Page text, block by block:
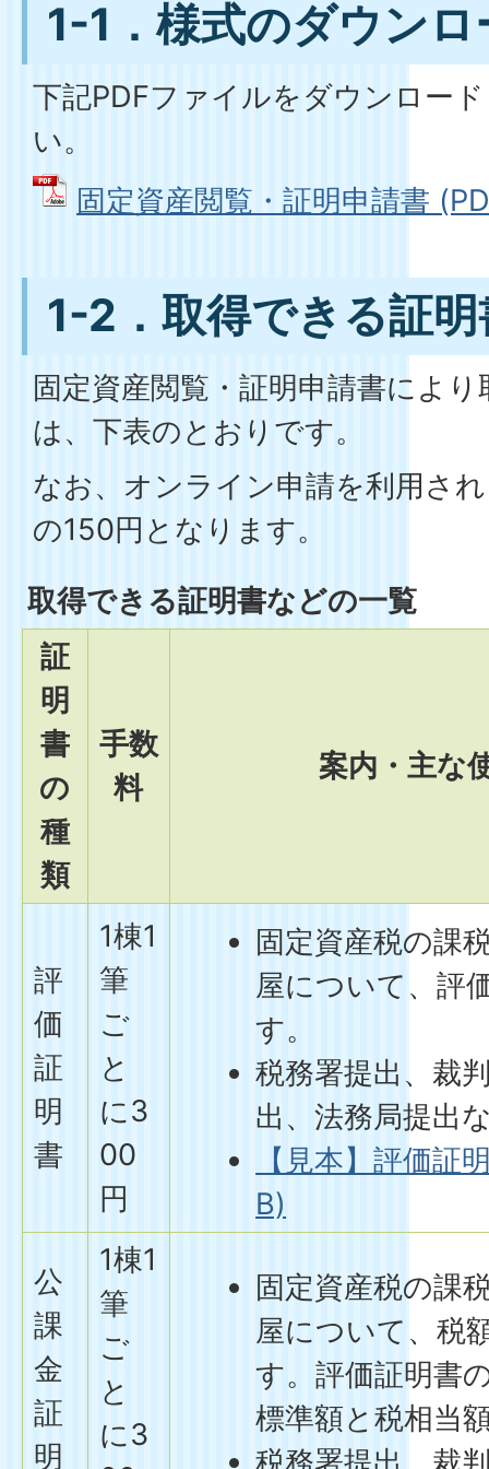
1-1．様式のダウン
下記PDFファイルをダウンロー
い。
固定資産閲覧・証明申請書
1-2．取得できる証
固定資産閲覧・証明申請書によ
は、下表のとおりです。
なお、オンライン申請を利用さ
の150円となります。
取得できる証明書などの一覧
証
明
書
の
種
類
手数
料
案内・主な
評
価
証
明
書
1棟1
筆
ご
と
に3
00
円
固定資産税の課
屋について、評
す。
税務署提出、裁
出、法務局提出
【見本】評価証
B)
公
課
金
証
明
1棟1
筆
ご
と
に3
固定資産税の課
屋について、税
す。評価証明書
標準額と税相当